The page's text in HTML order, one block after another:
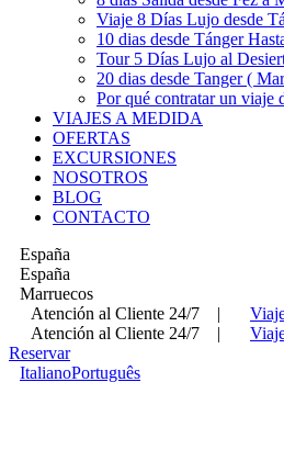
Viaje 8 Días Lujo desde
10 dias desde Tánger
Tour 5 Días Lujo al
20 dias desde Tanger (
Por qué contratar un viaje
VIAJES A MEDIDA
OFERTAS
EXCURSIONES
NOSOTROS
BLOG
CONTACTO
España
España
Marruecos
Atención al Cliente 24/7
|
Atención al Cliente 24/7
|
Reservar
ItalianoPortuguês